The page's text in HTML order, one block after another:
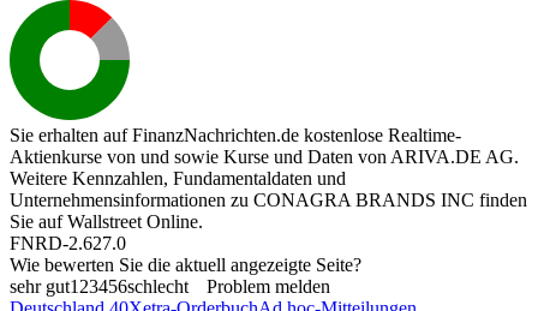
Sie erhalten auf FinanzNachrichten.de kostenlose Realtime-
Aktienkurse von und sowie Kurse und Daten von ARIVA.DE AG.
Weitere Kennzahlen, Fundamentaldaten und
Unternehmensinformationen zu CONAGRA BRANDS INC finden
Sie aufWallstreet Online.
FNRD-2.627.0
Wie bewerten Sie die aktuell angezeigte Seite?
sehr gut1 23456schlecht
Problem melden